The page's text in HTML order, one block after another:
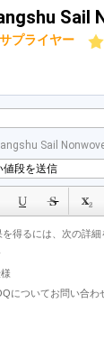
Sail
プライヤー
Sail